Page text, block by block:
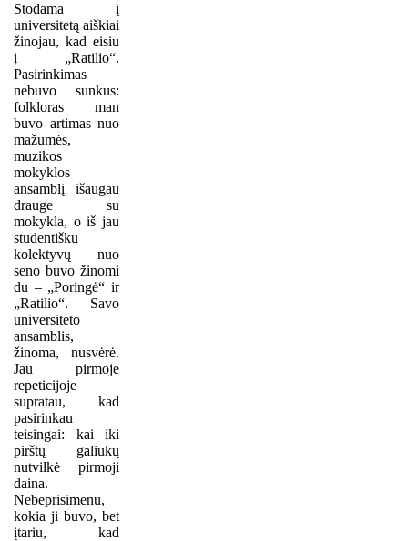
Stodama į
universitetą aiškiai
žinojau, kad eisiu
į „Ratilio“.
Pasirinkimas
nebuvo sunkus:
folkloras man
buvo artimas nuo
mažumės,
muzikos
mokyklos
ansamblį išaugau
drauge su
mokykla, o iš jau
studentiškų
kolektyvų nuo
seno buvo žinomi
du – „Poringė“ ir
„Ratilio“. Savo
universiteto
ansamblis,
žinoma, nusvėrė.
Jau pirmoje
repeticijoje
supratau, kad
pasirinkau
teisingai: kai iki
pirštų galiukų
nutvilkė pirmoji
daina.
Nebeprisimenu,
kokia ji buvo, bet
įtariu, kad